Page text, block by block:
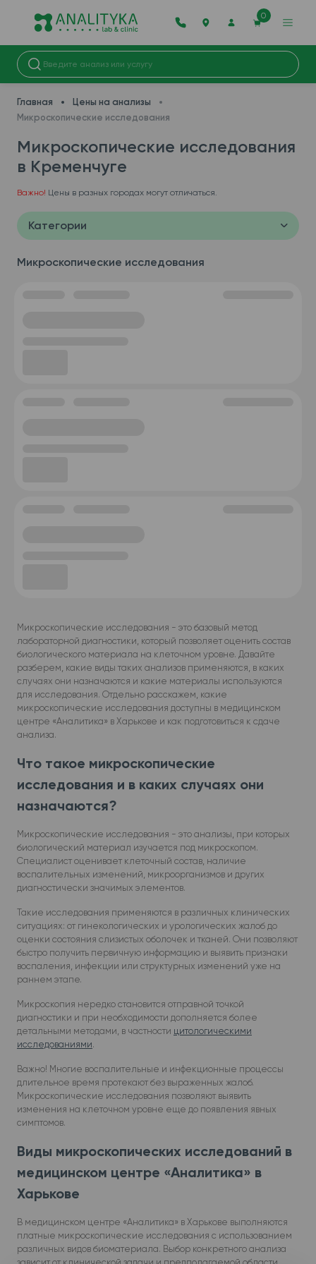
0
Главная
Цены на анализы
Микроскопические исследования
Микроскопические исследования
в Кременчуге
Важно! Цены в разных городах могут отличаться.
Категории
Микроскопические исследования
Микроскопические исследования - это базовый метод
лабораторной диагностики, который позволяет оценить состав
биологического материала на клеточном уровне. Давайте
разберем, какие виды таких анализов применяются, в каких
случаях они назначаются и какие материалы используются
для исследования. Отдельно расскажем, какие
микроскопические исследования доступны в медицинском
центре «Аналитика» в Харькове и как подготовиться к сдаче
анализа.
Что такое микроскопические
исследования и в каких случаях они
назначаются?
Микроскопические исследования - это анализы, при которых
биологический материал изучается под микроскопом.
Специалист оценивает клеточный состав, наличие
воспалительных изменений, микроорганизмов и других
диагностически значимых элементов.
Такие исследования применяются в различных клинических
ситуациях: от гинекологических и урологических жалоб до
оценки состояния слизистых оболочек и тканей. Они позволяют
быстро получить первичную информацию и выявить признаки
воспаления, инфекции или структурных изменений уже на
раннем этапе.
Микроскопия нередко становится отправной точкой
диагностики и при необходимости дополняется более
детальными методами, в частности цитологическими
исследованиями.
Важно! Многие воспалительные и инфекционные процессы
длительное время протекают без выраженных жалоб.
Микроскопические исследования позволяют выявить
изменения на клеточном уровне еще до появления явных
симптомов.
Виды микроскопических исследований в
медицинском центре «Аналитика» в
Харькове
В медицинском центре «Аналитика» в Харькове выполняются
платные микроскопические исследования с использованием
различных видов биоматериала. Выбор конкретного анализа